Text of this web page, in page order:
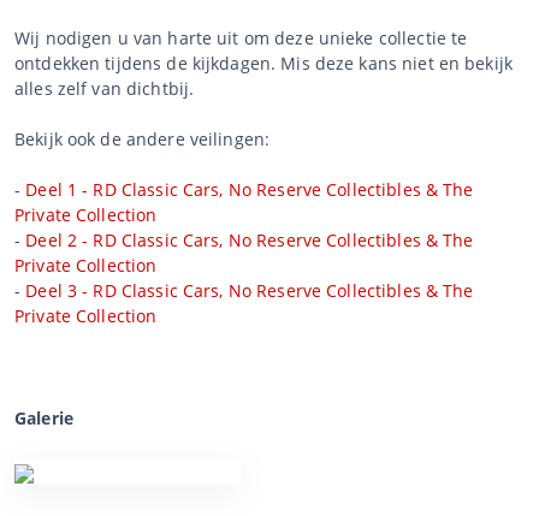
Wij nodigen u van harte uit om deze unieke collectie te
ontdekken tijdens de kijkdagen. Mis deze kans niet en bekijk
alles zelf van dichtbij.
Bekijk ook de andere veilingen:
- Deel 1 - RD Classic Cars, No Reserve Collectibles & The
Private Collection
- Deel 2 - RD Classic Cars, No Reserve Collectibles & The
Private Collection
- Deel 3 - RD Classic Cars, No Reserve Collectibles & The
Private Collection
Galerie